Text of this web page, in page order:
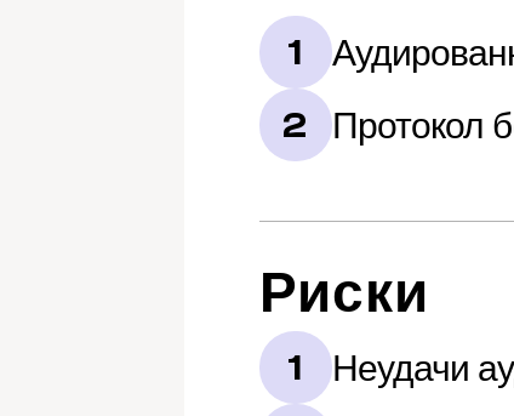
1
2 Протокол
Риски
1 Неудачи